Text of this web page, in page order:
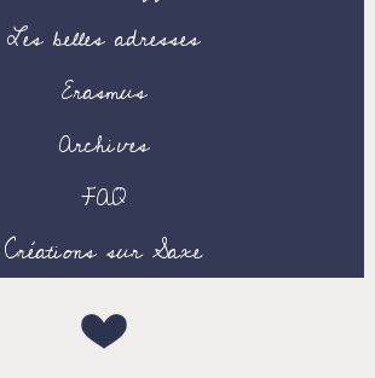
Les belles adresses
Erasmus
Archives
FAQ
Créations sur Saxe